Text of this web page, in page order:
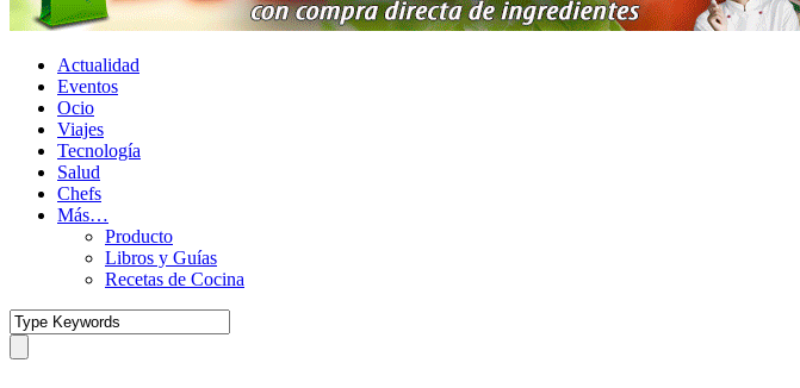
Actualidad
Eventos
Ocio
Viajes
Tecnología
Salud
Chefs
Más…
Producto
Libros y Guías
Recetas de Cocina